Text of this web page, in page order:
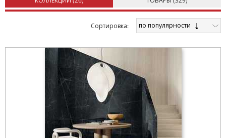
Cортировка: по популярности